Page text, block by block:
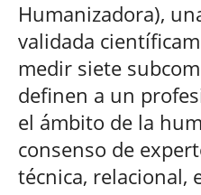
Humanizadora),
validada
medir siete
definen a un
el ámbito de la
consenso de
técnica, relacional,